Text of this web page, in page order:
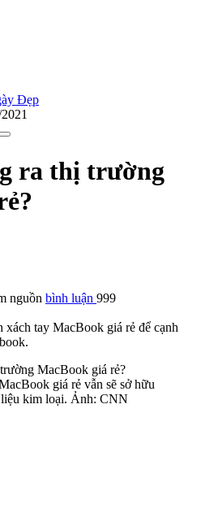
Đẹp
ra thị trường
nguồn bình luận 999
tay MacBook giá rẻ để cạnh
giá rẻ vẫn sẽ sở hữu
kim loại. Ảnh: CNN